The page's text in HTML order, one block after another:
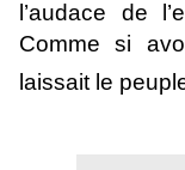
l’audace de
Comme si
laissait le